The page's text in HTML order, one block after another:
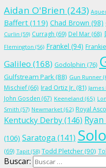
Aidan O'Brien (243)
Baffert (119) Chad Brown (98)
Curlin (59) Curragh (69) Del Mar (68)
Flemington (56) Frankel (94)
Galileo (168) Godolphin (76)
Gulfstream Park(88) Gun Runner
Mischief(66) Irad Ortiz Jr. (81)
John Gosden (67) Keeneland (65)
Smith (57) Newmarket (62) Royal
Kentucky Derby(146)
(106) Saratoga (141)
(69) Tapit (58) Todd Pletcher(90)
Buscar: